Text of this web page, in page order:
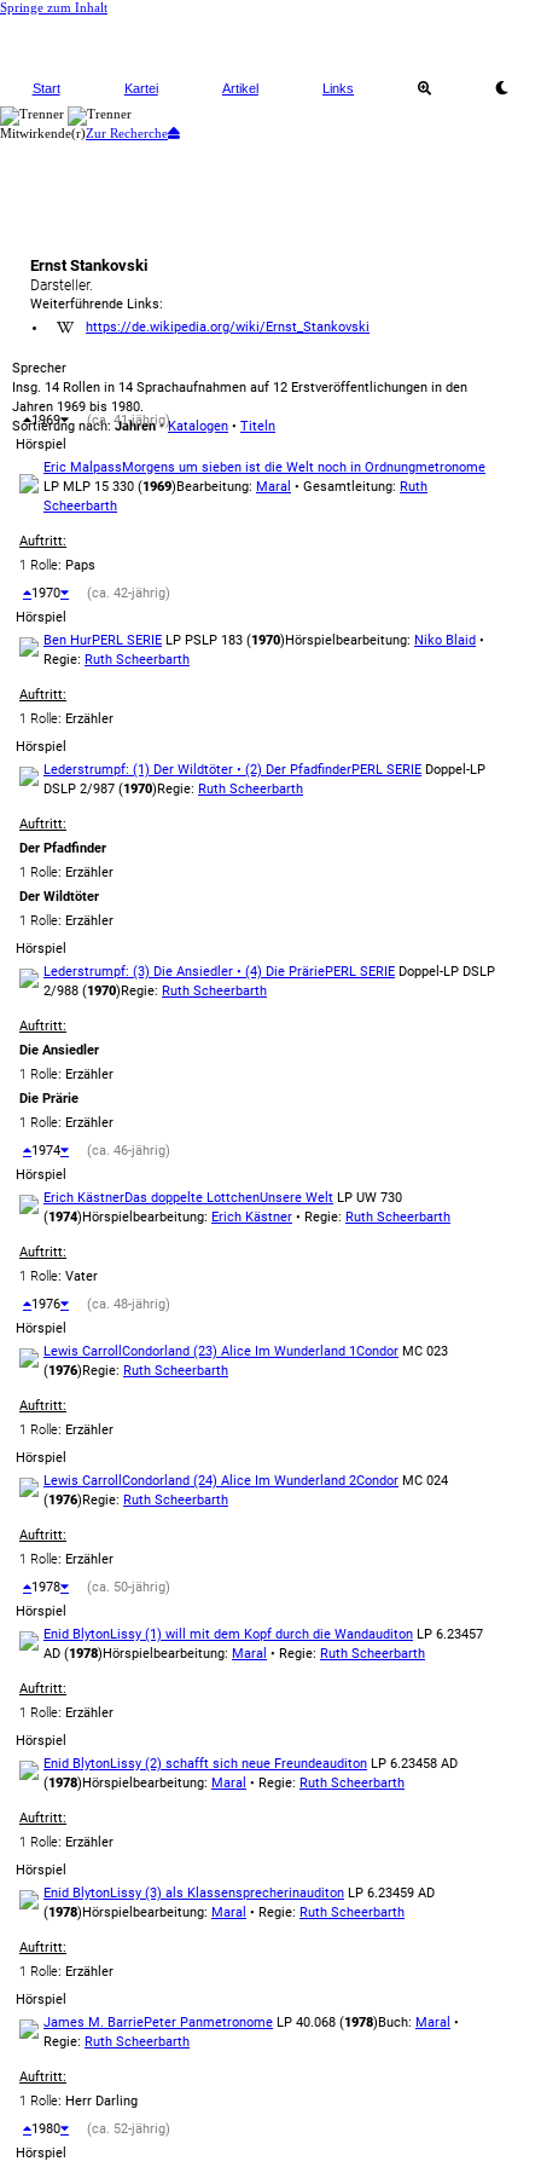
Springe zum Inhalt
Start Kartei Artikel Links
Mitwirkende(r)Zur Recherche
Ernst Stankovski
Darsteller.
Weiterführende Links:
https://de.wikipedia.org/wiki/Ernst_Stankovski
Sprecher
Insg. 14 Rollen in 14 Sprachaufnahmen auf 12 Erstveröffentlichungen in den
Jahren 1969 bis 1980.
Sortierung nach:Jahren•Katalogen • Titeln
1969
(ca. 41-jährig)
Hörspiel
Eric MalpassMorgens um sieben ist die Welt noch in Ordnungmetronome
LP MLP 15 330 (1969) Bearbeitung: Maral • Gesamtleitung: Ruth
Scheerbarth
Auftritt:
1 Rolle: Paps
1970
(ca. 42-jährig)
Hörspiel
Ben HurPERL SERIE LP PSLP 183 (1970) Hörspielbearbeitung: Niko Blaid •
Regie: Ruth Scheerbarth
Auftritt:
1 Rolle: Erzähler
Hörspiel
Lederstrumpf: (1) Der Wildtöter • (2) Der PfadfinderPERL SERIE Doppel-LP
DSLP 2/987 (1970) Regie: Ruth Scheerbarth
Auftritt:
Der Pfadfinder
1 Rolle: Erzähler
Der Wildtöter
1 Rolle: Erzähler
Hörspiel
Lederstrumpf: (3) Die Ansiedler • (4) Die PräriePERL SERIE Doppel-LP DSLP
2/988 (1970) Regie: Ruth Scheerbarth
Auftritt:
Die Ansiedler
1 Rolle: Erzähler
Die Prärie
1 Rolle: Erzähler
1974
(ca. 46-jährig)
Hörspiel
Erich KästnerDas doppelte LottchenUnsere Welt LP UW 730
(1974) Hörspielbearbeitung: Erich Kästner • Regie: Ruth Scheerbarth
Auftritt:
1 Rolle: Vater
1976
(ca. 48-jährig)
Hörspiel
Lewis Carroll Condorland (23) Alice Im Wunderland 1Condor MC 023
(1976) Regie: Ruth Scheerbarth
Auftritt:
1 Rolle: Erzähler
Hörspiel
Lewis Carroll Condorland (24) Alice Im Wunderland 2Condor MC 024
(1976) Regie: Ruth Scheerbarth
Auftritt:
1 Rolle: Erzähler
1978
(ca. 50-jährig)
Hörspiel
Enid BlytonLissy (1) will mit dem Kopf durch die Wandauditon LP 6.23457
AD (1978) Hörspielbearbeitung: Maral • Regie: Ruth Scheerbarth
Auftritt:
1 Rolle: Erzähler
Hörspiel
Enid BlytonLissy (2) schafft sich neue Freundeauditon LP 6.23458 AD
(1978) Hörspielbearbeitung: Maral • Regie: Ruth Scheerbarth
Auftritt:
1 Rolle: Erzähler
Hörspiel
Enid BlytonLissy (3) als Klassensprecherinauditon LP 6.23459 AD
(1978) Hörspielbearbeitung: Maral • Regie: Ruth Scheerbarth
Auftritt:
1 Rolle: Erzähler
Hörspiel
James M. BarriePeter Panmetronome LP 40.068 (1978) Buch: Maral •
Regie: Ruth Scheerbarth
Auftritt:
1 Rolle: Herr Darling
1980
(ca. 52-jährig)
Hörspiel